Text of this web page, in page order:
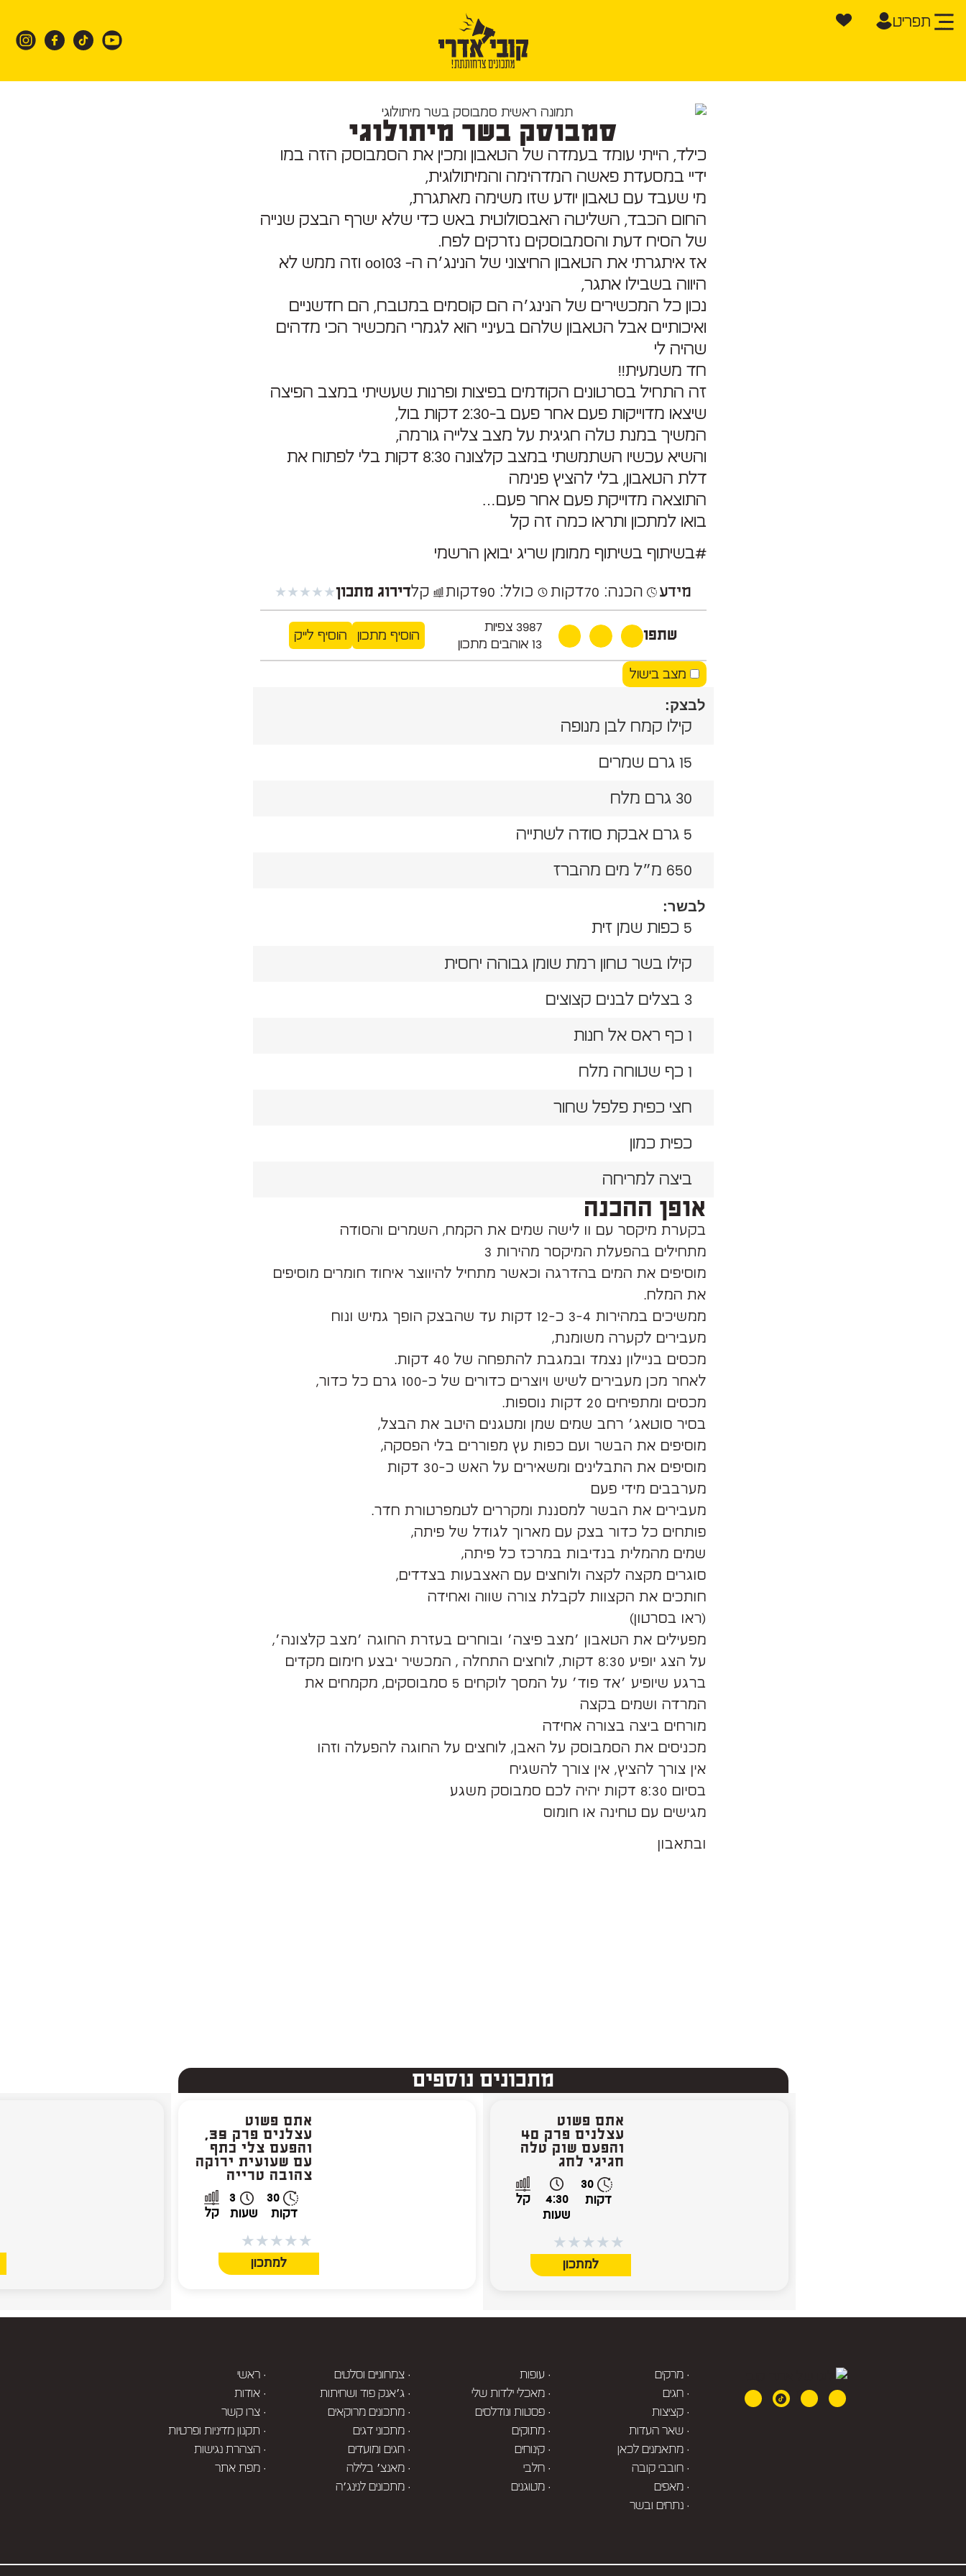
תפריט
סמבוסק בשר מיתולוגי
כילד, הייתי עומד בעמדה של הטאבון ומכין את הסמבוסק הזה במו
ידיי במסעדת פאשה המדהימה והמיתולוגית,
מי שעבד עם טאבון יודע שזו משימה מאתגרת,
החום הכבד, השליטה האבסולוטית באש כדי שלא ישרף הבצק שנייה
של הסיח דעת והסמבוסקים נזרקים לפח.
אז איתגרתי את הטאבון החיצוני של הנינג׳ה ה- oo103 וזה ממש לא
היווה בשבילו אתגר,
נכון כל המכשירים של הנינג׳ה הם קוסמים במטבח, הם חדשניים
ואיכותיים אבל הטאבון שלהם בעיניי הוא לגמרי המכשיר הכי מדהים
שהיה לי
חד משמעית!!
זה התחיל בסרטונים הקודמים בפיצות ופרנות שעשיתי במצב הפיצה
שיצאו מדוייקות פעם אחר פעם ב-2:30 דקות בול,
המשיך במנת טלה חגיגית על מצב צלייה גורמה,
והשיא עכשיו השתמשתי במצב קלצונה 8:30 דקות בלי לפתוח את
דלת הטאבון, בלי להציץ פנימה
התוצאה מדוייקת פעם אחר פעם…
בואו למתכון ותראו כמה זה קל
#בשיתוף בשיתוף ממומן שריג יבואן הרשמי
מידע הכנה: 70 דקות כולל: 90 דקות קלדירוג מתכון★
★
★
★
★
שתפו
3987 צפיות
13אוהבים מתכון
הוסיף מתכון הוסיף לייק
מצב בישול
לבצק:
קילו קמח לבן מנופה
15 גרם שמרים
30 גרם מלח
5 גרם אבקת סודה לשתייה
650 מ״ל מים מהברז
לבשר:
5 כפות שמן זית
קילו בשר טחון רמת שומן גבוהה יחסית
3 בצלים לבנים קצוצים
1 כף ראס אל חנות
1 כף שטוחה מלח
חצי כפית פלפל שחור
כפית כמון
ביצה למריחה
אופן ההכנה
בקערת מיקסר עם וו לישה שמים את הקמח, השמרים והסודה
מתחילים בהפעלת המיקסר מהירות 3
מוסיפים את המים בהדרגה וכאשר מתחיל להיווצר איחוד חומרים מוסיפים
את המלח.
ממשיכים במהירות 3-4 כ-12 דקות עד שהבצק הופך גמיש ונוח
מעבירים לקערה משומנת,
מכסים בניילון נצמד ובמגבת להתפחה של 40 דקות.
לאחר מכן מעבירים לשיש ויוצרים כדורים של כ-100 גרם כל כדור,
מכסים ומתפיחים 20 דקות נוספות.
בסיר סוטאג׳ רחב שמים שמן ומטגנים היטב את הבצל,
מוסיפים את הבשר ועם כפות עץ מפוררים בלי הפסקה,
מוסיפים את התבלינים ומשאירים על האש כ-30 דקות
מערבבים מידי פעם
מעבירים את הבשר למסננת ומקררים לטמפרטורת חדר.
פותחים כל כדור בצק עם מארוך לגודל של פיתה,
שמים מהמלית בנדיבות במרכז כל פיתה,
סוגרים מקצה לקצה ולוחצים עם האצבעות בצדדים,
חותכים את הקצוות לקבלת צורה שווה ואחידה
(ראו בסרטון)
מפעילים את הטאבון ׳מצב פיצה׳ ובוחרים בעזרת החוגה ׳מצב קלצונה׳,
על הצג יופיע 8:30 דקות, לוחצים התחלה , המכשיר יבצע חימום מקדים
ברגע שיופיע ׳אד פוד׳ על המסך לוקחים 5 סמבוסקים, מקמחים את
המרדה ושמים בקצה
מורחים ביצה בצורה אחידה
מכניסים את הסמבוסק על האבן, לוחצים על החוגה להפעלה וזהו
אין צורך להציץ, אין צורך להשגיח
בסיום 8:30 דקות יהיה לכם סמבוסק משגע
מגישים עם טחינה או חומוס
ובתאבון
מתכונים נוספים
אתם פשוט
עצלנים פרק 40
והפעם שוק טלה
חגיגי לחג
30
דקות
4:30
שעות
קל
★
★
★
★
★
למתכון
אתם פשוט
עצלנים פרק 39,
והפעם צלי כתף
עם שעועית ירוקה
צהובה טרייה
30
דקות
3
שעות
קל
★
★
★
★
★
למתכון
· מרקים
· חגים
· קציצות
· שאר העדות
· מתאמנים לכאן
· חובבי קובה
· מאפים
· נתחים ובשר
· עופות
· מאכלי ילדות שלי
· פסטות ונודלסים
· מתוקים
· קינוחים
· חלבי
· מטוגנים
· צמחוניים וסלטים
· ג׳אנק פוד ושחיתות
· מתכונים מרוקאים
· מתכוני דגים
· חגים ומועדים
· מאנצ׳ בלילה
· מתכונים לנינג׳ה
· ראשי
· אודות
· צרו קשר
· תקנון מדיניות ופרטיות
· הצהרת נגישות
· מפת אתר